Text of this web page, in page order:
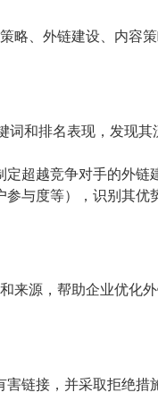
略、外链建设、内容
和排名表现，发现
超越竞争对手的外链
与度等），识别其
来源，帮助企业优化
链接，并采取拒绝